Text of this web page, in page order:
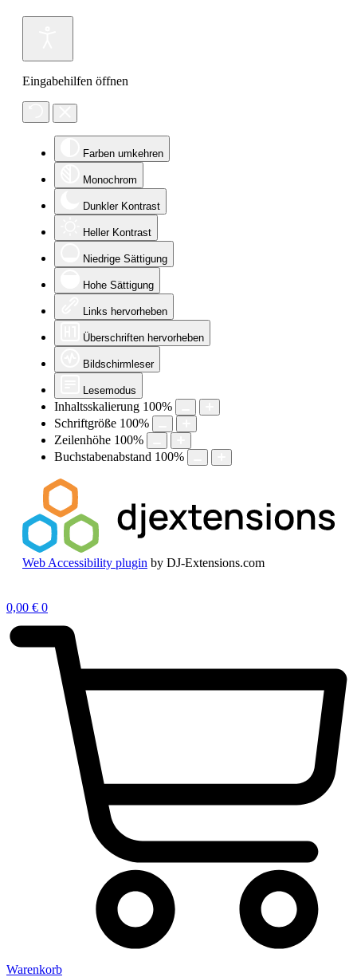
Eingabehilfen öffnen
Farben umkehren
Monochrom
Dunkler Kontrast
Heller Kontrast
Niedrige Sättigung
Hohe Sättigung
Links hervorheben
Überschriften hervorheben
Bildschirmleser
Lesemodus
Inhaltsskalierung 100%
Schriftgröße 100%
Zeilenhöhe 100%
Buchstabenabstand 100%
Web Accessibility plugin by DJ-Extensions.com
Inhalt
0,00 € 0
Warenkorb